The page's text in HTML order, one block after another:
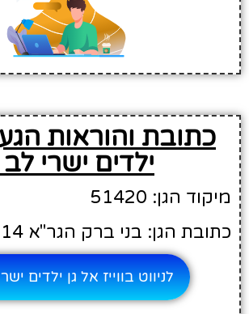
כתובת והוראות
ילדים ישרי לב 2
מיקוד הגן: 51420
כתובת הגן: בני ברק הגר"א 14
לניווט בווייז אל גן ילדים